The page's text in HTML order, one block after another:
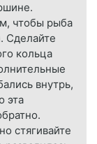
чтобы рыба
Сделайте
кольца
внутрь,
эта
стягивайте